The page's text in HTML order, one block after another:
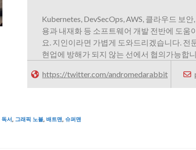
Kubernetes, DevSecOps, AWS, 클라우드 보
용과 내재화 등 소프트웨어 개발 전반에 도움
요. 지인이라면 가볍게 도와드리겠습니다. 전
현업에 방해가 되지 않는 선에서 협의가능합
https://twitter.com/andromedarabbit
독서, 그래픽 노블, 배트맨, 슈퍼맨